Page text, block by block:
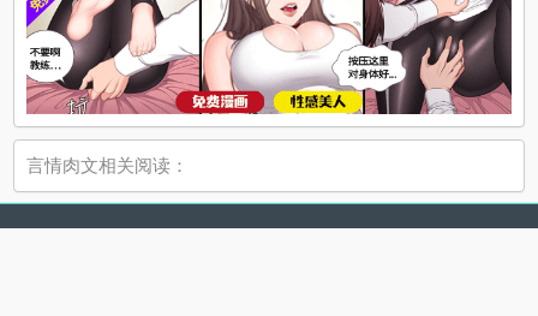
言情肉文相关阅读：